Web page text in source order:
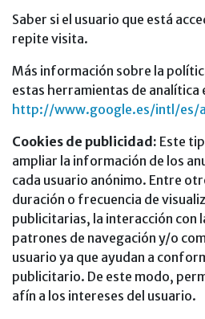
Saber si el usuario que está
repite visita.
Más información sobre la
estas herramientas de analítica
http://www.google.es/intl/es/
Cookies de publicidad: Este
ampliar la información de los
cada usuario anónimo. Entre
duración o frecuencia de
publicitarias, la interacción con
patrones de navegación y/o
usuario ya que ayudan a
publicitario. De este modo,
afín a los intereses del usuario.